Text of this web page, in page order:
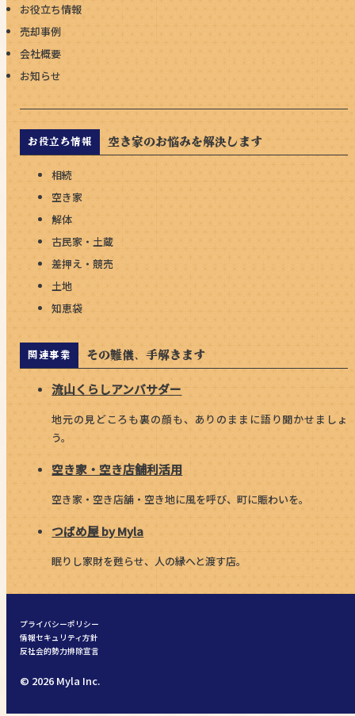
お役立ち情報
売却事例
会社概要
お知らせ
お役立ち情報 空き家のお悩みを解決します
相続
空き家
解体
古民家・土蔵
差押え・競売
土地
知恵袋
関連事業 その難儀、手解きます
流山くらしアンバサダー
地元の見どころも裏の顔も、ありのままに語り聞かせましょ
う。
空き家・空き店舗利活用
空き家・空き店舗・空き地に風を呼び、町に賑わいを。
つばめ屋 by Myla
眠りし家財を甦らせ、人の縁へと渡す店。
プライバシーポリシー
情報セキュリティ方針
反社会的勢力排除宣言
© 2026 Myla Inc.